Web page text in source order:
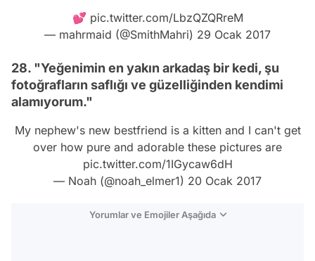
💕 pic.twitter.com/LbzQZQRreM
— mahrmaid (@SmithMahri) 29 Ocak 2017
28. "Yeğenimin en yakın arkadaş bir kedi, şu
fotoğrafların saflığı ve güzelliğinden kendimi
alamıyorum."
My nephew's new bestfriend is a kitten and I can't get
over how pure and adorable these pictures are
pic.twitter.com/1IGycaw6dH
— Noah (@noah_elmer1) 20 Ocak 2017
Yorumlar ve Emojiler Aşağıda